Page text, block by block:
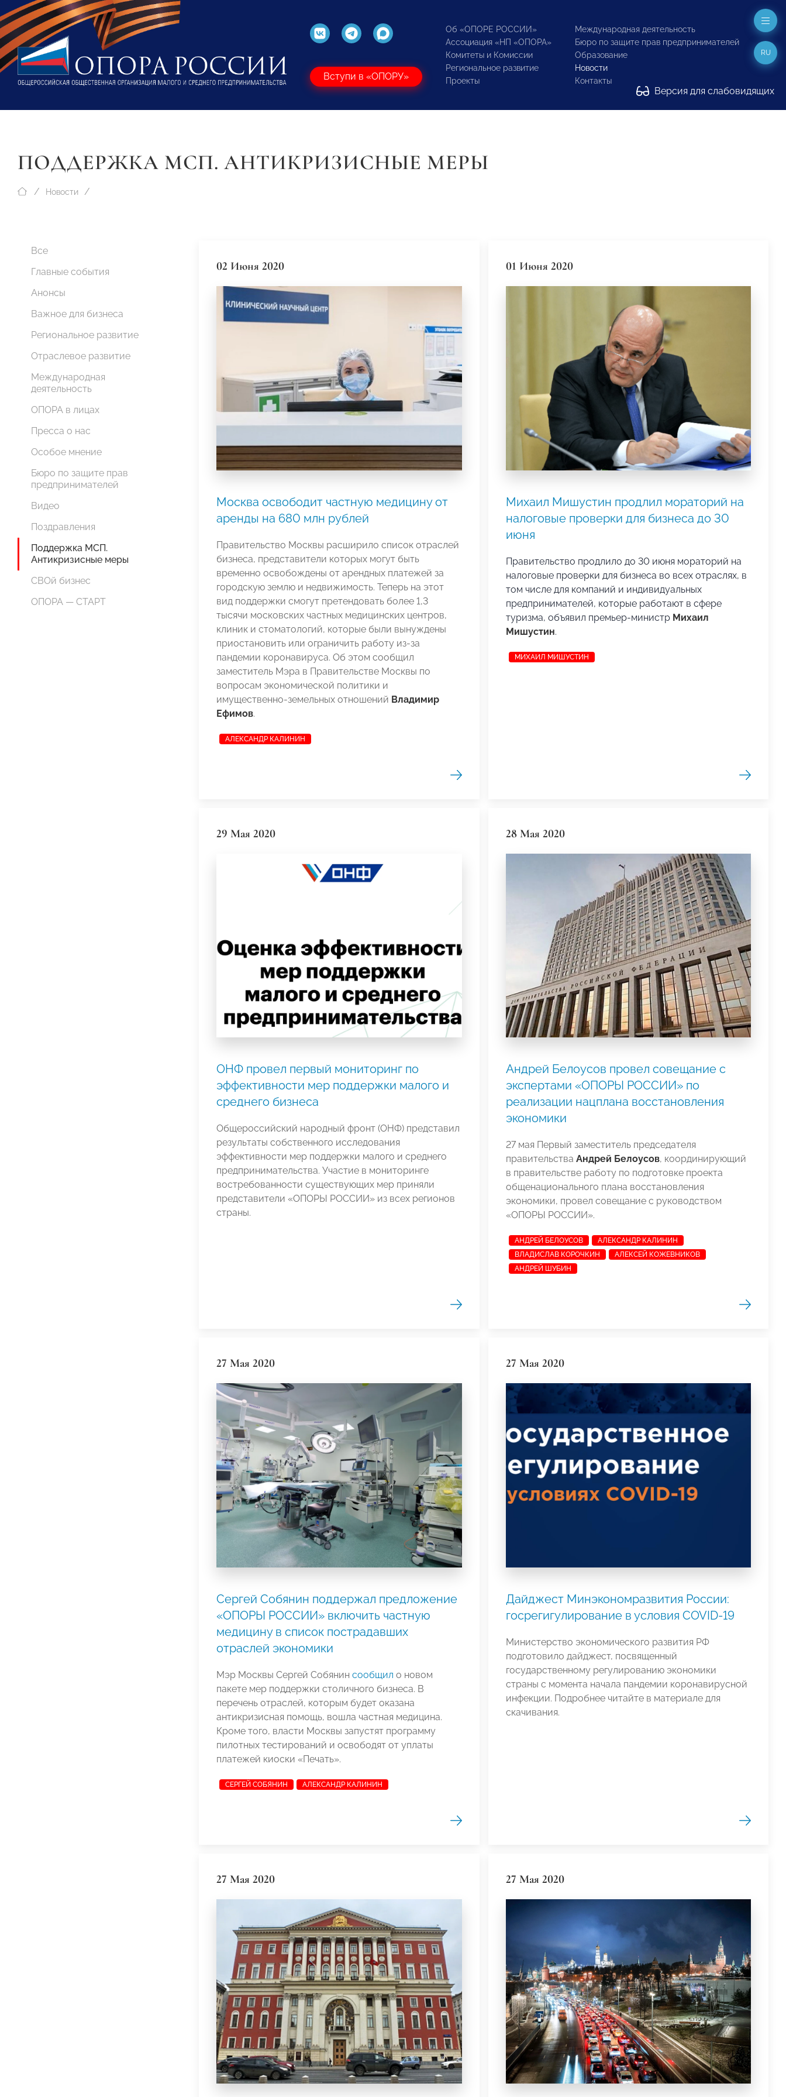
Вступи в «ОПОРУ»
Об «ОПОРЕ РОССИИ»
Ассоциация «НП «ОПОРА»
Комитеты и Комиссии
Региональное развитие
Проекты
Международная деятельность
Бюро по защите прав предпринимателей
Образование
Новости
Контакты
Версия для слабовидящих
RU
ПОДДЕРЖКА МСП. АНТИКРИЗИСНЫЕ МЕРЫ
Новости
Все
Главные события
Анонсы
Важное для бизнеса
Региональное развитие
Отраслевое развитие
Международная
деятельность
ОПОРА в лицах
Пресса о нас
Особое мнение
Бюро по защите прав
предпринимателей
Видео
Поздравления
Поддержка МСП.
Антикризисные меры
СВОй бизнес
ОПОРА — СТАРТ
02 Июня 2020
Москва освободит частную медицину от
аренды на 680 млн рублей
Правительство Москвы расширило список отраслей
бизнеса, представители которых могут быть
временно освобождены от арендных платежей за
городскую землю и недвижимость. Теперь на этот
вид поддержки смогут претендовать более 1,3
тысячи московских частных медицинских центров,
клиник и стоматологий, которые были вынуждены
приостановить или ограничить работу из-за
пандемии коронавируса. Об этом сообщил
заместитель Мэра в Правительстве Москвы по
вопросам экономической политики и
имущественно-земельных отношений Владимир
Ефимов.
АЛЕКСАНДР КАЛИНИН
01 Июня 2020
Михаил Мишустин продлил мораторий на
налоговые проверки для бизнеса до 30
июня
Правительство продлило до 30 июня мораторий на
налоговые проверки для бизнеса во всех отраслях, в
том числе для компаний и индивидуальных
предпринимателей, которые работают в сфере
туризма, объявил премьер-министр Михаил
Мишустин.
МИХАИЛ МИШУСТИН
29 Мая 2020
ОНФ провел первый мониторинг по
эффективности мер поддержки малого и
среднего бизнеса
Общероссийский народный фронт (ОНФ) представил
результаты собственного исследования
эффективности мер поддержки малого и среднего
предпринимательства. Участие в мониторинге
востребованности существующих мер приняли
представители «ОПОРЫ РОССИИ» из всех регионов
страны.
28 Мая 2020
Андрей Белоусов провел совещание с
экспертами «ОПОРЫ РОССИИ» по
реализации нацплана восстановления
экономики
27 мая Первый заместитель председателя
правительства Андрей Белоусов, координирующий
в правительстве работу по подготовке проекта
общенационального плана восстановления
экономики, провел совещание с руководством
«ОПОРЫ РОССИИ».
АНДРЕЙ БЕЛОУСОВ
АЛЕКСАНДР КАЛИНИН
ВЛАДИСЛАВ КОРОЧКИН
АЛЕКСЕЙ КОЖЕВНИКОВ
АНДРЕЙ ШУБИН
27 Мая 2020
Сергей Собянин поддержал предложение
«ОПОРЫ РОССИИ» включить частную
медицину в список пострадавших
отраслей экономики
Мэр Москвы Сергей Собянин сообщил о новом
пакете мер поддержки столичного бизнеса. В
перечень отраслей, которым будет оказана
антикризисная помощь, вошла частная медицина.
Кроме того, власти Москвы запустят программу
пилотных тестирований и освободят от уплаты
платежей киоски «Печать».
СЕРГЕЙ СОБЯНИН АЛЕКСАНДР КАЛИНИН
27 Мая 2020
Дайджест Минэкономразвития России:
госрегигулирование в условия COVID-19
Министерство экономического развития РФ
подготовило дайджест, посвященный
государственному регулированию экономики
страны с момента начала пандемии коронавирусной
инфекции. Подробнее читайте в материале для
скачивания.
27 Мая 2020 27 Мая 2020